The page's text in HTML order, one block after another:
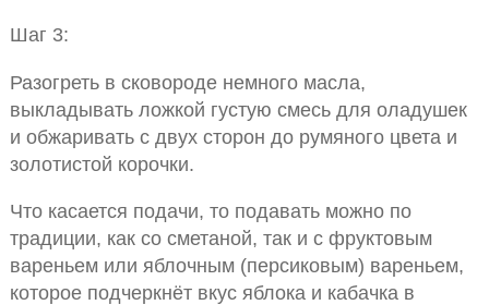
Шаг 3:
Разогреть в сковороде немного масла,
выкладывать ложкой густую смесь для оладушек
и обжаривать с двух сторон до румяного цвета и
золотистой корочки.
Что касается подачи, то подавать можно по
традиции, как со сметаной, так и с фруктовым
вареньем или яблочным (персиковым) вареньем,
которое подчеркнёт вкус яблока и кабачка в